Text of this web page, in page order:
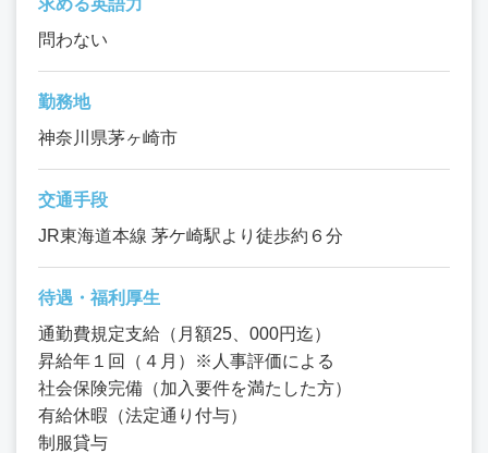
問わない
勤務地
神奈川県茅ヶ崎市
交通手段
JR東海道本線 茅ケ崎駅より徒歩約６分
待遇・福利厚生
通勤費規定支給（月額25、000円迄）
昇給年１回（４月）※人事評価による
社会保険完備（加入要件を満たした方）
有給休暇（法定通り付与）
制服貸与